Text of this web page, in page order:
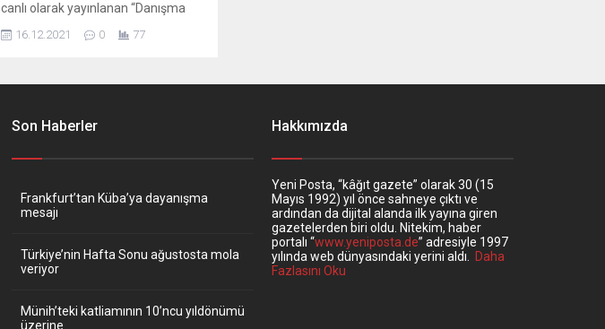
canlı olarak yayınlanan “Danışma
Saati”nde, sosyal güvenlik uzmanı
Muhsin Soysal yurtdışı borçlanması
ücrete rekor zammı ve borçlanma
16.12.2021 0 77
Son Haberler
Frankfurt’tan Küba’ya dayanışma
mesajı
Türkiye’nin Hafta Sonu ağustosta mola
veriyor
Münih’teki katliamının 10’ncu yıldönümü
üzerine
Hakkımızda
Yeni Posta, “kâğıt gazete” olarak 30 (15
Mayıs 1992) yıl önce sahneye çıktı ve
ardından da dijital alanda ilk yayına giren
gazetelerden biri oldu. Nitekim, haber
portalı “www.yeniposta.de” adresiyle 1997
yılında web dünyasındaki yerini aldı. Daha
Fazlasını Oku